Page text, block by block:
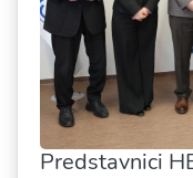
Predstavnici